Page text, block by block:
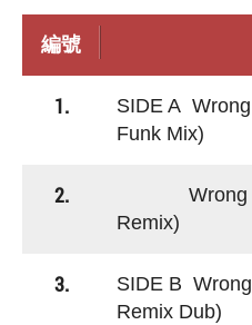
編號
1.
SIDE A
Funk Mix)
2.
Wrong
Remix)
3.
SIDE B
Remix Dub)